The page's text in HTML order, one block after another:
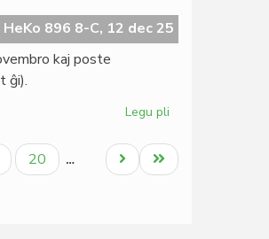
la
Kapitulo,
daŭrigo
Senato
HeKo 896 8-C, 12 dec 25
kaj poste
ĝi).
Legu pli
Senato
okupiĝos
Paĝo
20 …
Last
page
Next
page